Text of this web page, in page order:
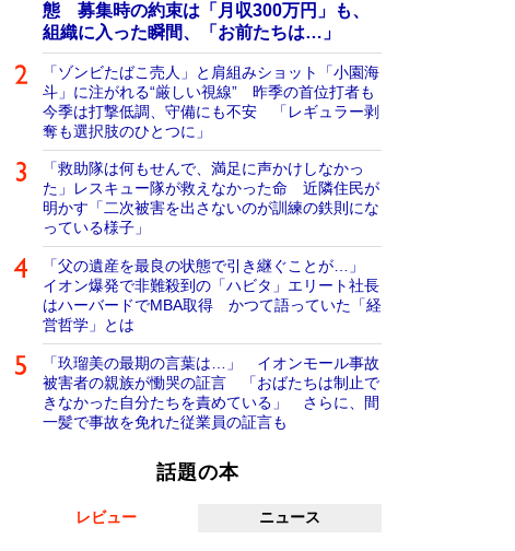
態 募集時の約束は「月収300万円」も、
組織に入った瞬間、「お前たちは…」
「ゾンビたばこ売人」と肩組みショット「小園海
斗」に注がれる“厳しい視線” 昨季の首位打者も
今季は打撃低調、守備にも不安 「レギュラー剥
奪も選択肢のひとつに」
「救助隊は何もせんで、満足に声かけしなかっ
た」レスキュー隊が救えなかった命 近隣住民が
明かす「二次被害を出さないのが訓練の鉄則にな
っている様子」
「父の遺産を最良の状態で引き継ぐことが…」
イオン爆発で非難殺到の「ハビタ」エリート社長
はハーバードでMBA取得 かつて語っていた「経
営哲学」とは
「玖瑠美の最期の言葉は…」 イオンモール事故
被害者の親族が慟哭の証言 「おばたちは制止で
きなかった自分たちを責めている」 さらに、間
一髪で事故を免れた従業員の証言も
話題の本
レビュー ニュース